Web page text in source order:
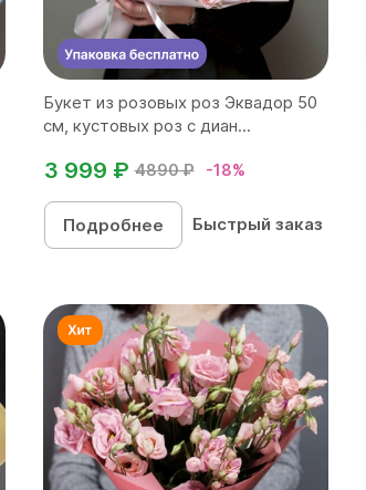
Букет из розовых роз Эквадор 50
см, кустовых роз с диан...
4890 ₽ -18%
3 999 ₽
Подробнее Быстрый заказ